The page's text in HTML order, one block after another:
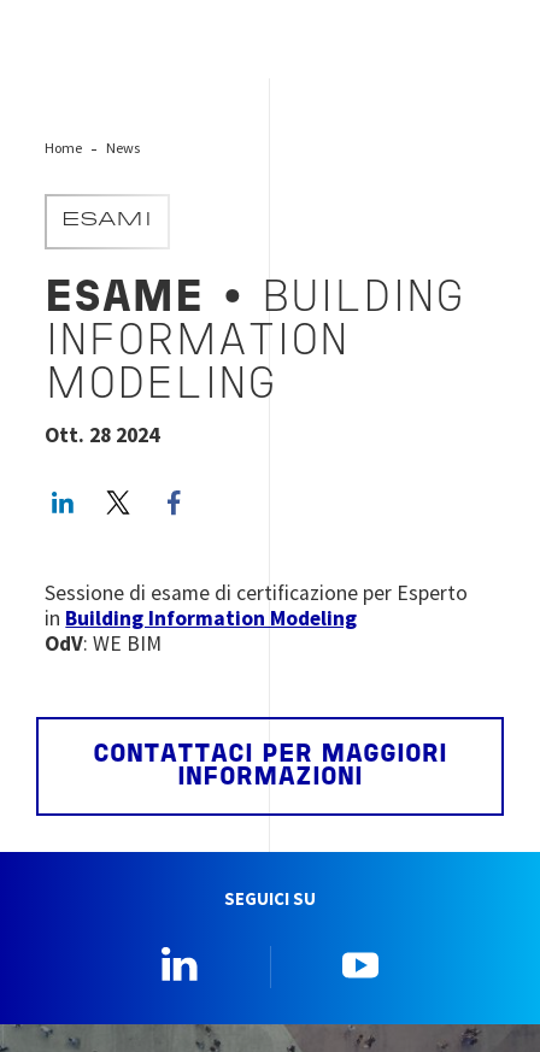
Home News
ESAMI
ESAME
• BUILDING
INFORMATION
MODELING
Ott. 28 2024
LinkedInTwitter
Sessione di esame di certificazione per Esperto
in Building Information Modeling
OdV: WE BIM
CONTATTACI PER MAGGIORI
INFORMAZIONI
SEGUICI SU